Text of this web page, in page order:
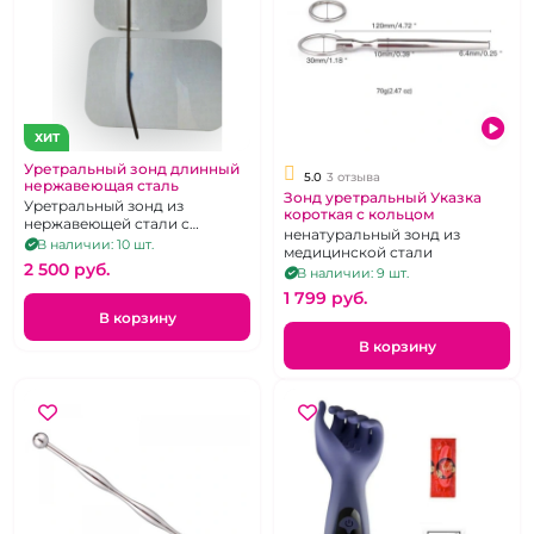
ХИТ
Уретральный зонд длинный
нержавеющая сталь
Уретральный зонд из
нержавеющей стали с
изгибом и заостренным
кончиком
В наличии: 10 шт.
2 500 pуб.
В корзину
5.0 3 отзыва
Зонд уретральный Указка
короткая с кольцом
ненатуральный зонд из
медицинской стали
В наличии: 9 шт.
1 799 pуб.
В корзину